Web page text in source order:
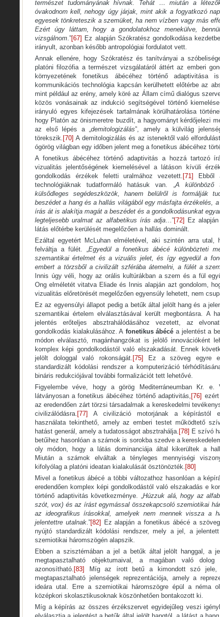
természet tudományának hívnak. Tehát … miután a
óvakodnom kell, nehogy úgy járjak, mint akik a fogyatkozó
egyesek tönkreteszik a szemüket, ha nem vízben vagy más
Ezért úgy láttam, hogy a gondolatokhoz menekülve,
vizsgálnom .”[67] Ez alapján Szókratész gondolkodása
irányult, azonban később antropológiai fordulatot vett.
Annak ellenére, hogy Szókratész és tanítványai a
platóni filozófia a természet vizsgálatáról áttért az emberi
környezetének fonetikus ábécéhez történő adaptivitása
kommunikációs technológia kapcsán kerülhetett előtérbe az
mint például az erény, amely köré az Állam című dialógus
közös vonásainak az indukció segítségével történő
irányuló egyes kifejezések tartalmának körülhatárolása
hogy Platón az önismeretre buzdít, a hagyományt kérdőjelezi
az első lépés a „demitologizálás”, amely a külvilág
törekszik. [70] A demitologizálás és az istenektől való
ógörög világban egy időben jelent meg a fonetikus ábécéhez
A fonetikus ábécéhez történő adaptivitás a hozzá tartozó
vizualitás jelentőségének kiemelésével a látáson kívüli
gondolkodás érzékek feletti uralmához vezetett. [71] Ebből
technológiáknak tudatformáló hatásuk van. „ A különböző
külsődleges segédeszközök, hanem belülről is formálják
beszédet a hang és a hallás világából egy másfajta érzékelés,
írás át is alakítja magát a beszédet és a gondolkodásunkat
legteljesebb uralmat az alfabetikus írás adja…”[72] Ez
látás előtérbe kerülését megelőzően a hallás dominált.
Ezáltal egyetért McLuhan elméletével, aki szintén arra utal,
felváltja a fülét. „Egyedül a fonetikus ábécé különbözteti
szemantikai értelmet és a vizuális jelet, és így egyedül a
embert a törzsből a civilizált szférába átemelni, a fülét a
Innis úgy véli, hogy az orális kultúrákban a szem és a fül
Ong elméletét vitatva Eliade és Innis alapján azt gondolom,
vizualitás előretörését megelőzően egyensúly lehetett, nem
Ez az egyensúlyi állapot pedig a betűk által jelölt hang és a
szemantikai értelem elválasztásával került megbontásra. A
jelentés erőteljes absztrahálódásához vezetett, az
gondolkodás kialakulásához. A fonetikus ábécé a jelentést a
módon elválasztó, magánhangzókat is jelölő innovációként
komplex képi gondolkodástól való elszakadását. Ennek
jelölt dologgal való rokonságát. [75] Ez a szöveg egyre
standardizált kódolási rendszer a komputerizáció
bináris redukciójával további formalizációt tett lehetővé.
Figyelembe véve, hogy a görög Mediterráneumban Kr. e.
látványosan a fonetikus ábécéhez történő adaptivitás, [76]
az eredendően zárt törzsi társadalmak a kereskedelmi
civilizálódásra. [77] A civilizáció motorjának a képírástól
használata tekinthető, amely az emberi testet működtető
hatást generál, amely a tudatosságot absztrahálja. [78] E szívó
betűihez hasonlóan a számok is sorokba szedve a
oly módon, hogy a látás dominanciája által kikerültek a
Miután a számok elváltak a tényleges mennyiségi
kifolyólag a platóni ideatan kialakulását ösztönözték. [80]
Mivel a fonetikus ábécé a többi változathoz hasonlóan a
eredendően komplex képi gondolkodástól való elszakadás e
történő adaptivitás következménye. „ Húzzuk alá, hogy az
szót, vox) és az írást egymással összekapcsoló szemiotikai
az ideografikus írásokkal, amelyek nem mennek vissza a
jelentettre utalnak.”[82] Ez alapján a fonetikus ábécé a
nyújtó standardizált kódolási rendszer, mely a jel, a
szemiotikai háromszögén alapszik.
Ebben a szisztémában a jel a betűk által jelölt hanggal, a
megtapasztalható objektumaival, a magában való
azonosítható. [83] Míg az írott betű a kimondott szó jele,
megtapasztalható jelenségek reprezentációja, amely a
ideára utal. Erre a szemiotikai háromszögre épül a néma
középkori skolasztikusoknak köszönhetően bontakozott ki.
Míg a képírás az összes érzékszervet egyidejűleg veszi